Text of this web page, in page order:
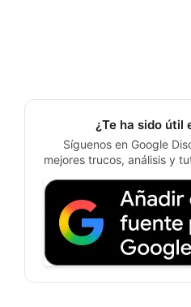
¿Te ha sido útil
Síguenos en Google
mejores trucos, análisis y